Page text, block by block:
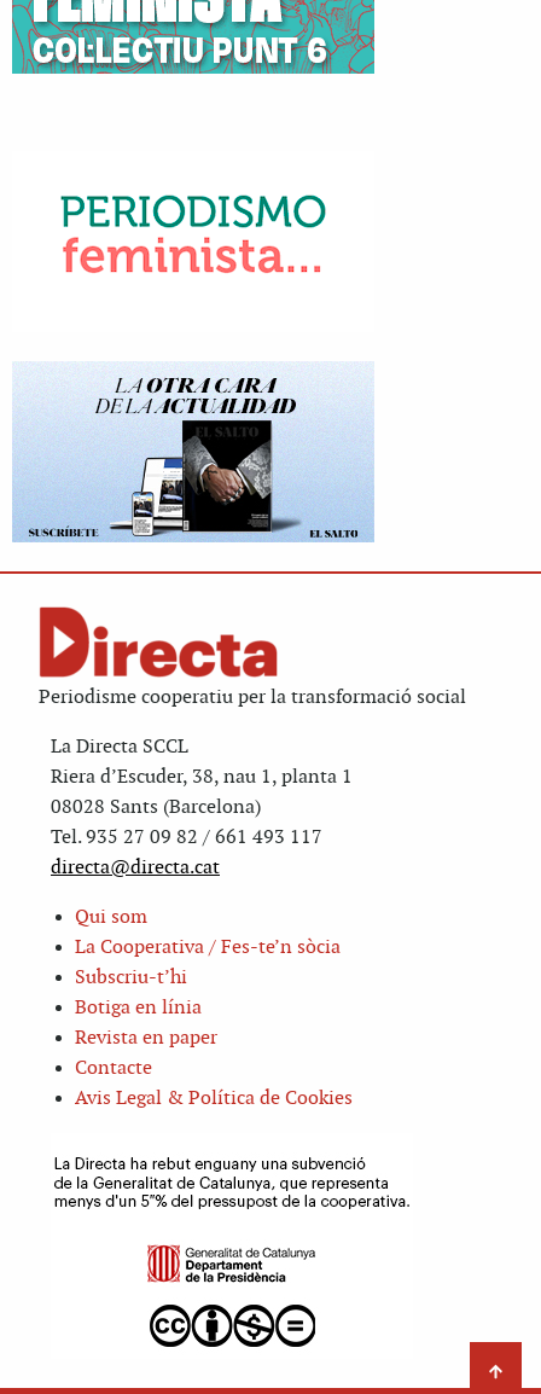
Periodisme cooperatiu per la transformació social
La Directa SCCL
Riera d’Escuder, 38, nau 1, planta 1
08028 Sants (Barcelona)
Tel. 935 27 09 82 / 661 493 117
directa@directa.cat
Qui som
La Cooperativa / Fes-te’n sòcia
Subscriu-t’hi
Botiga en línia
Revista en paper
Contacte
Avis Legal & Política de Cookies